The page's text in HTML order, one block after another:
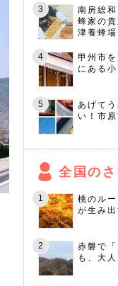
南房総
蜂家の
津養蜂場
甲州市
にある
あげて
い！市
全国の
桃のル
が生み
赤磐で
も、大人